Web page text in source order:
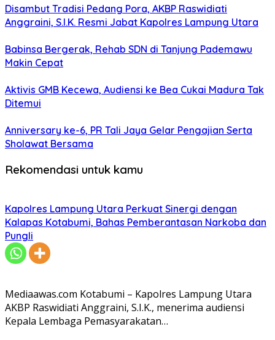
Disambut Tradisi Pedang Pora, AKBP Raswidiati
Anggraini, S.I.K. Resmi Jabat Kapolres Lampung Utara
Babinsa Bergerak, Rehab SDN di Tanjung Pademawu
Makin Cepat
Aktivis GMB Kecewa, Audiensi ke Bea Cukai Madura Tak
Ditemui
Anniversary ke-6, PR Tali Jaya Gelar Pengajian Serta
Sholawat Bersama
Rekomendasi untuk kamu
Kapolres Lampung Utara Perkuat Sinergi dengan
Kalapas Kotabumi, Bahas Pemberantasan Narkoba dan
Pungli
Mediaawas.com Kotabumi – Kapolres Lampung Utara
AKBP Raswidiati Anggraini, S.I.K., menerima audiensi
Kepala Lembaga Pemasyarakatan…